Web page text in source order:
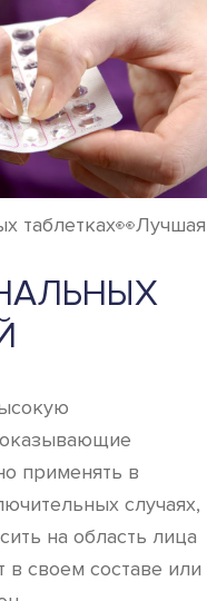
таблетках👀Лучшая
применять в
случаях,
на область лица
своем составе или